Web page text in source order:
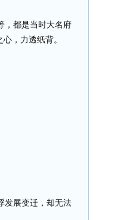
，都是当时大名府
，力透纸背。
发展变迁，却无法